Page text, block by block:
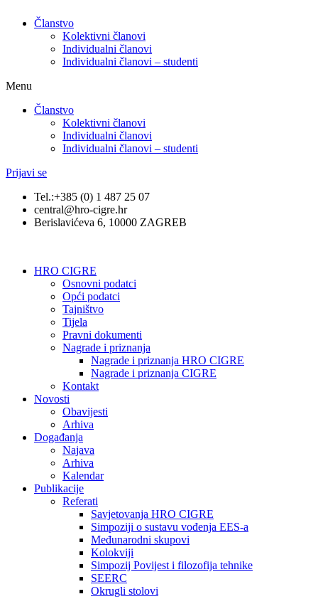
Članstvo
Kolektivni članovi
Individualni članovi
Individualni članovi – studenti
Menu
Članstvo
Kolektivni članovi
Individualni članovi
Individualni članovi – studenti
Prijavi se
Tel.:+385 (0) 1 487 25 07
central@hro-cigre.hr
Berislavićeva 6, 10000 ZAGREB
HRO CIGRE
Osnovni podatci​
Opći podatci
Tajništvo
Tijela
Pravni dokumenti
Nagrade i priznanja
Nagrade i priznanja HRO CIGRE
Nagrade i priznanja CIGRE
Kontakt
Novosti
Obavijesti
Arhiva
Događanja
Najava
Arhiva
Kalendar
Publikacije
Referati
Savjetovanja HRO CIGRE
Simpoziji o sustavu vođenja EES-a
Međunarodni skupovi
Kolokviji​
Simpozij Povijest i filozofija tehnike
SEERC
Okrugli stolovi